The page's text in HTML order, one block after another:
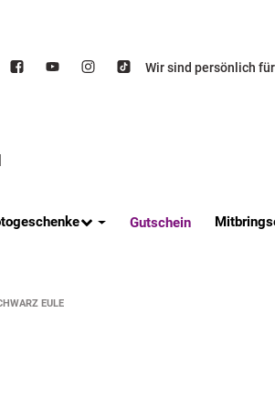
Wir sind persönlich
Gutschein
EULE